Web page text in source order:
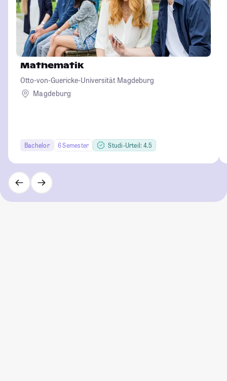
Mathematik
Otto-von-Guericke-Universität Magdeburg
Magdeburg
Bachelor 6 Semester Studi-Urteil: 4.5